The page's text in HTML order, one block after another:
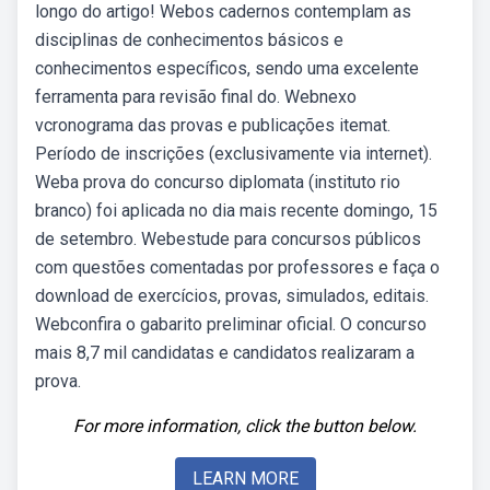
longo do artigo! Webos cadernos contemplam as
disciplinas de conhecimentos básicos e
conhecimentos específicos, sendo uma excelente
ferramenta para revisão final do. Webnexo
vcronograma das provas e publicações itemat.
Período de inscrições (exclusivamente via internet).
Weba prova do concurso diplomata (instituto rio
branco) foi aplicada no dia mais recente domingo, 15
de setembro. Webestude para concursos públicos
com questões comentadas por professores e faça o
download de exercícios, provas, simulados, editais.
Webconfira o gabarito preliminar oficial. O concurso
mais 8,7 mil candidatas e candidatos realizaram a
prova.
For more information, click the button below.
LEARN MORE